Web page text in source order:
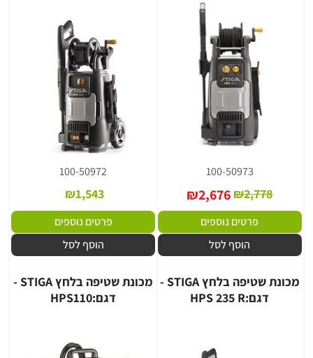
100-50973
₪2,778
₪2,676
פרטים נוספים
הוסף לסל
100-50972
₪1,543
פרטים נוספים
הוסף לסל
מכונת שטיפה בלחץ STIGA -
דגם:HPS 235 R
מכונת שטיפה בלחץ STIGA -
דגם:HPS110